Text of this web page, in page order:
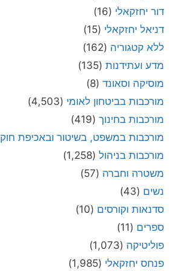
דור יחזקאלי (16)
דניאל יחזקאלי (15)
ללא קטגוריה (162)
מדע ועתידנות (135)
מוסיקה וסאונד (8)
מורכבות בביטחון לאומי (4,503)
מורכבות בחינוך (419)
מורכבות במשפט, בשיטור ובאכיפת חוק
מורכבות בניהול (1,258)
משטרה וחברה (57)
נשים (43)
סדנאות וקורסים (10)
ספרים (11)
פוליטיקה (1,073)
פנחס יחזקאלי (1,985)